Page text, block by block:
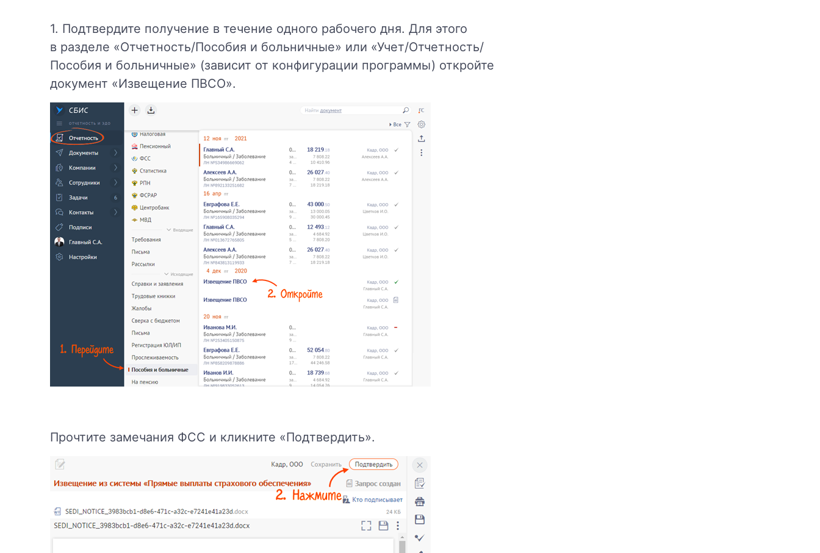
1. Подтвердите получение в течение одного рабочего дня. Для этого
в разделе «Отчетность/Пособия и больничные» или «Учет/Отчетность/
Пособия и больничные» (зависит от конфигурации программы) откройте
документ «Извещение ПВСО».
Прочтите замечания ФСС и кликните «Подтвердить».